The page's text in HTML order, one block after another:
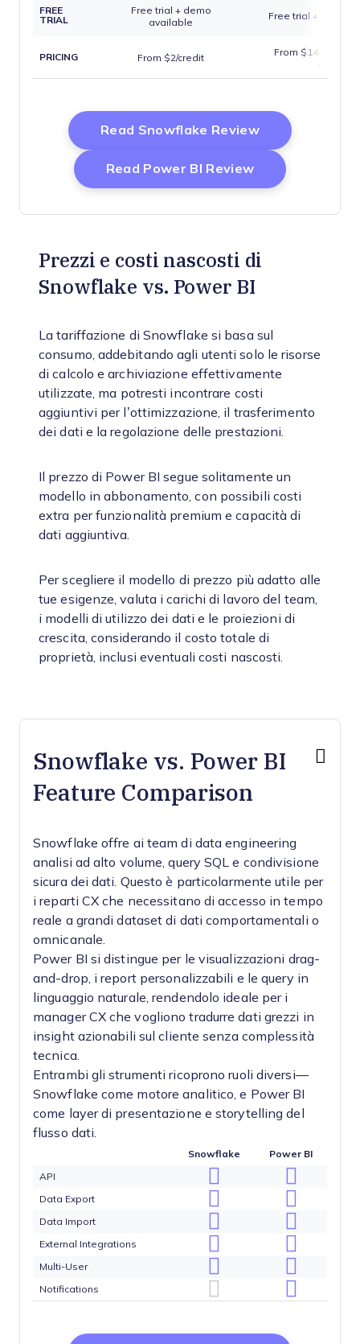
FREE
TRIAL
Free trial + demo
available
Free trial + free
PRICING From $2/credit
From $14/user/
Read Snowflake ReviewOpens New
Read Power BI ReviewOpens New
Prezzi e costi nascosti di
Snowflake vs. Power BI
La tariffazione di Snowflake si basa sul
consumo, addebitando agli utenti solo le risorse
di calcolo e archiviazione effettivamente
utilizzate, ma potresti incontrare costi
aggiuntivi per l’ottimizzazione, il trasferimento
dei dati e la regolazione delle prestazioni.
Il prezzo di Power BI segue solitamente un
modello in abbonamento, con possibili costi
extra per funzionalità premium e capacità di
dati aggiuntiva.
Per scegliere il modello di prezzo più adatto alle
tue esigenze, valuta i carichi di lavoro del team,
i modelli di utilizzo dei dati e le proiezioni di
crescita, considerando il costo totale di
proprietà, inclusi eventuali costi nascosti.
Snowflake vs. Power BI
Feature Comparison
Snowflake offre ai team di data engineering
analisi ad alto volume, query SQL e condivisione
sicura dei dati. Questo è particolarmente utile per
i reparti CX che necessitano di accesso in tempo
reale a grandi dataset di dati comportamentali o
omnicanale.
Power BI si distingue per le visualizzazioni drag-
and-drop, i report personalizzabili e le query in
linguaggio naturale, rendendolo ideale per i
manager CX che vogliono tradurre dati grezzi in
insight azionabili sul cliente senza complessità
tecnica.
Entrambi gli strumenti ricoprono ruoli diversi—
Snowflake come motore analitico, e Power BI
come layer di presentazione e storytelling del
flusso dati.
Snowflake
Power BI
API
Data Export
Data Import
External Integrations
Multi-User
Notifications